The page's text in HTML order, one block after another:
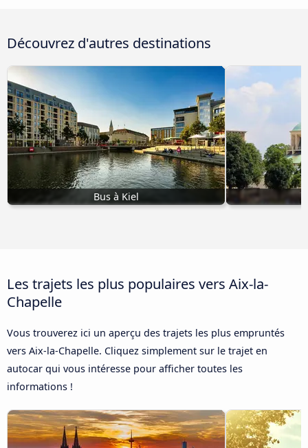
Découvrez d'autres destinations
Bus à Kiel
Les trajets les plus populaires vers Aix-la-
Chapelle
Vous trouverez ici un aperçu des trajets les plus empruntés
vers Aix-la-Chapelle. Cliquez simplement sur le trajet en
autocar qui vous intéresse pour afficher toutes les
informations !